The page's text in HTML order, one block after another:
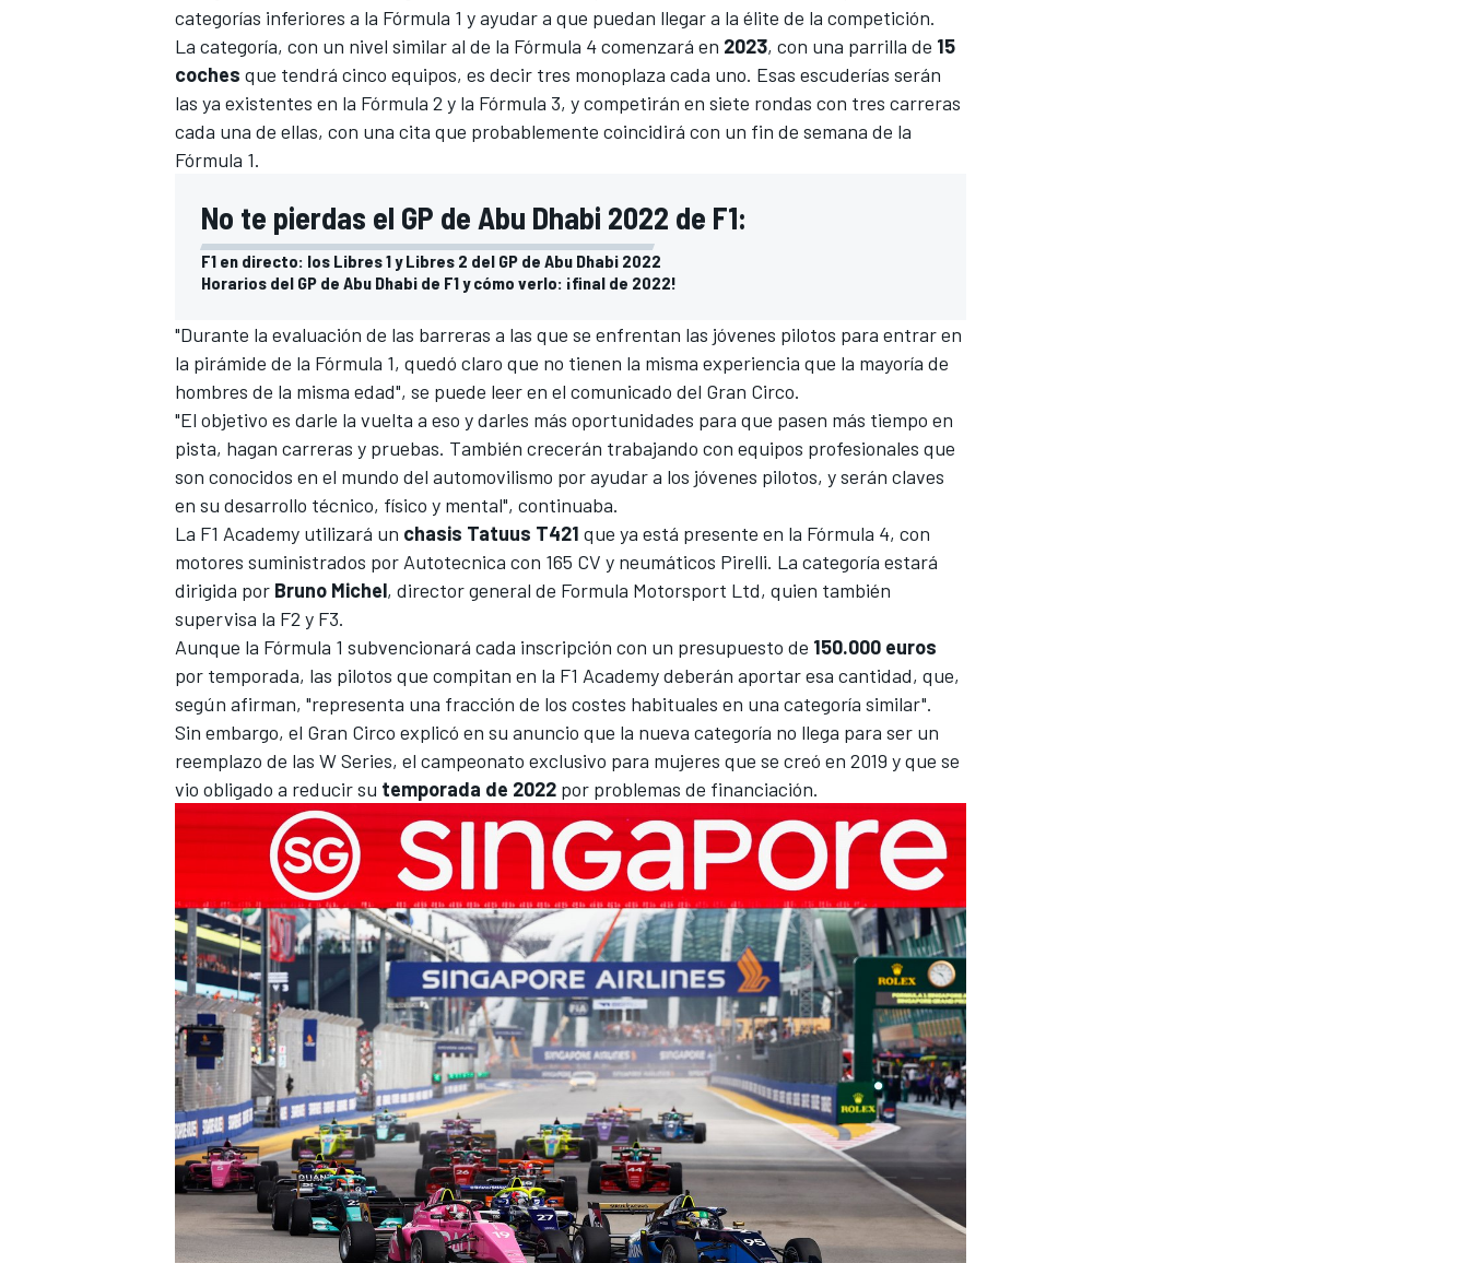
MÁS CATEGORÍAS
categorías inferiores a la Fórmula 1 y ayudar a que puedan llegar a la élite de la competición.
La categoría, con un nivel similar al de la Fórmula 4 comenzará en 2023, con una parrilla de 15
coches que tendrá cinco equipos, es decir tres monoplaza cada uno. Esas escuderías serán
las ya existentes en la Fórmula 2 y la Fórmula 3, y competirán en siete rondas con tres carreras
cada una de ellas, con una cita que probablemente coincidirá con un fin de semana de la
Fórmula 1.
No te pierdas el GP de Abu Dhabi 2022 de F1:
F1 en directo: los Libres 1 y Libres 2 del GP de Abu Dhabi 2022
Horarios del GP de Abu Dhabi de F1 y cómo verlo: ¡final de 2022!
"Durante la evaluación de las barreras a las que se enfrentan las jóvenes pilotos para entrar en
la pirámide de la Fórmula 1, quedó claro que no tienen la misma experiencia que la mayoría de
hombres de la misma edad", se puede leer en el comunicado del Gran Circo.
"El objetivo es darle la vuelta a eso y darles más oportunidades para que pasen más tiempo en
pista, hagan carreras y pruebas. También crecerán trabajando con equipos profesionales que
son conocidos en el mundo del automovilismo por ayudar a los jóvenes pilotos, y serán claves
en su desarrollo técnico, físico y mental", continuaba.
La F1 Academy utilizará un chasis Tatuus T421 que ya está presente en la Fórmula 4, con
motores suministrados por Autotecnica con 165 CV y neumáticos Pirelli. La categoría estará
dirigida por Bruno Michel, director general de Formula Motorsport Ltd, quien también
supervisa la F2 y F3.
Aunque la Fórmula 1 subvencionará cada inscripción con un presupuesto de 150.000 euros
por temporada, las pilotos que compitan en la F1 Academy deberán aportar esa cantidad, que,
según afirman, "representa una fracción de los costes habituales en una categoría similar".
Sin embargo, el Gran Circo explicó en su anuncio que la nueva categoría no llega para ser un
reemplazo de las W Series, el campeonato exclusivo para mujeres que se creó en 2019 y que se
vio obligado a reducir su temporada de 2022 por problemas de financiación.